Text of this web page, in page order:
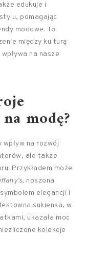
edukuje i
pomagając
modowe. To
między kulturą
na nasze
modę?
na rozwój
ale także
Przykładem może
, noszona
elegancji i
sukienka, w
ukazała moc
kolekcje